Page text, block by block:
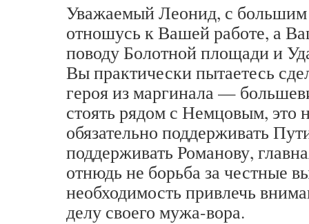
Уважаемый Леонид, с
отношусь к Вашей работе, а
поводу Болотной площади и
Вы практически пытаетесь
героя из маргинала —
стоять рядом с Немцовым, это
обязательно поддерживать
поддерживать Романову,
отнюдь не борьба за честные
необходимость привлечь
делу своего мужа-вора.